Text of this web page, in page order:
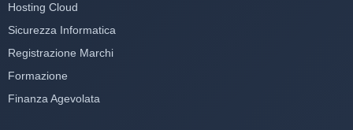
Hosting Cloud
Sicurezza Informatica
Registrazione Marchi
Formazione
Finanza Agevolata